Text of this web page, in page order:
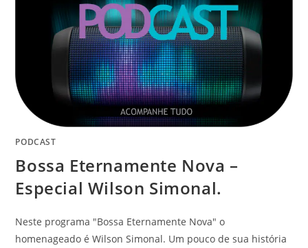
PODCAST
Bossa Eternamente Nova –
Especial Wilson Simonal.
Neste programa "Bossa Eternamente Nova" o
homenageado é Wilson Simonal. Um pouco de sua história